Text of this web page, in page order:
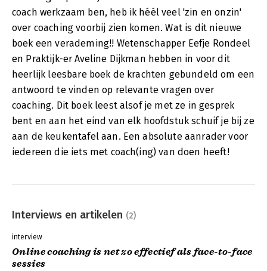
coach werkzaam ben, heb ik héél veel 'zin en onzin'
over coaching voorbij zien komen. Wat is dit nieuwe
boek een verademing!! Wetenschapper Eefje Rondeel
en Praktijk-er Aveline Dijkman hebben in voor dit
heerlijk leesbare boek de krachten gebundeld om een
antwoord te vinden op relevante vragen over
coaching. Dit boek leest alsof je met ze in gesprek
bent en aan het eind van elk hoofdstuk schuif je bij ze
aan de keukentafel aan. Een absolute aanrader voor
iedereen die iets met coach(ing) van doen heeft!
Interviews en artikelen (2)
interview
Online coaching is net zo effectief als face-to-face
sessies